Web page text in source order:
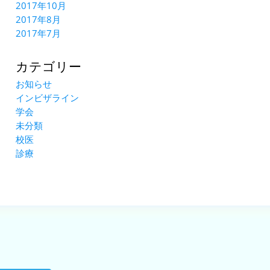
2017年10月
2017年8月
2017年7月
カテゴリー
お知らせ
インビザライン
学会
未分類
校医
診療